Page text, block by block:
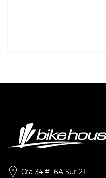
Cra 34 # 16A Sur-21